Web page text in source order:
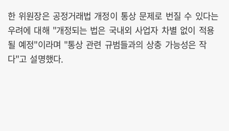
한 위원장은 공정거래법 개정이 통상 문제로 번질 수 있다는
우려에 대해 "개정되는 법은 국내외 사업자 차별 없이 적용
될 예정"이라며 "통상 관련 규범들과의 상충 가능성은 작
다"고 설명했다.